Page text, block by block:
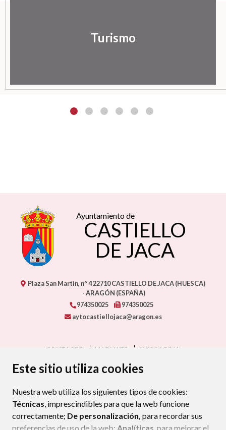
Este sitio utiliza cookies
Nuestra web utiliza los siguientes tipos de cookies:
Técnicas, imprescindibles para que la web funcione
correctamente; De personalización, para recordar sus
preferencias de uso de la web; Analíticas , para mejorar el
Turismo
Ayuntamiento de
CASTIELLO
DE JACA
Plaza San Martín, nº 422710CASTIELLO DE JACA (HUESCA)
- ARAGÓN (ESPAÑA)
974350025
974350025
aytocastiellojaca@aragon.es
CONTACTO MAPA WEB
AVISO LEGAL
PROTECCIÓN DE DATOS
POLÍTICA DE COOKIES